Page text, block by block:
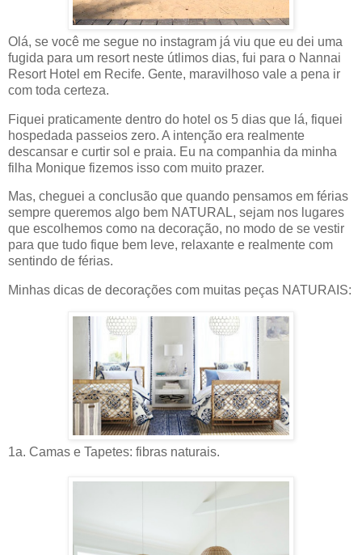
Olá, se você me segue no instagram já viu que eu dei uma
fugida para um resort neste útlimos dias, fui para o Nannai
Resort Hotel em Recife. Gente, maravilhoso vale a pena ir
com toda certeza.
Fiquei praticamente dentro do hotel os 5 dias que lá, fiquei
hospedada passeios zero. A intenção era realmente
descansar e curtir sol e praia. Eu na companhia da minha
filha Monique fizemos isso com muito prazer.
Mas, cheguei a conclusão que quando pensamos em férias
sempre queremos algo bem NATURAL, sejam nos lugares
que escolhemos como na decoração, no modo de se vestir
para que tudo fique bem leve, relaxante e realmente com
sentindo de férias.
Minhas dicas de decorações com muitas peças NATURAIS:
1a. Camas e Tapetes: fibras naturais.